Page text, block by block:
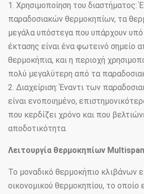
1. Χρησιμοποίηση του διαστήματος:
παραδοσιακών θερμοκηπίων, τα
μεγάλα υπόστεγα που υπάρχουν
έκτασης είναι ένα φωτεινό σημείο
θερμοκήπια, και η περιοχή
πολύ μεγαλύτερη από τα
2. Διαχείριση: Έναντι των
είναι ενοποιημένο,
που κερδίζει χρόνο και που
αποδοτικότητα.
Λειτουργία θερμοκηπίων
Το μοναδικό θερμοκήπιο κλιβάνων
οικονομικού θερμοκηπίου, το οποίο